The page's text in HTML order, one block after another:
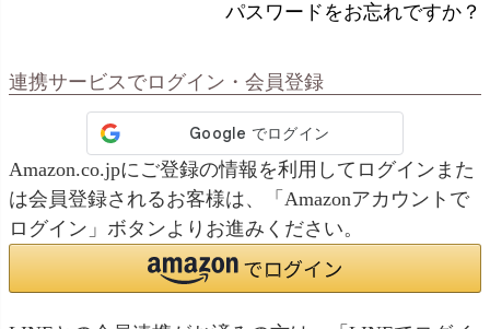
パスワードをお忘れですか？
連携サービスでログイン・会員登録
Amazon.co.jpにご登録の情報を利用してログインまた
は会員登録されるお客様は、「Amazonアカウントで
ログイン」ボタンよりお進みください。